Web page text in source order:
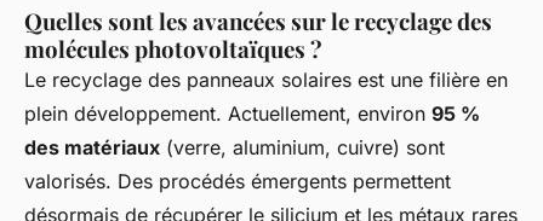
Quelles sont les avancées sur le recyclage des
molécules photovoltaïques ?
Le recyclage des panneaux solaires est une filière en
plein développement. Actuellement, environ 95 %
des matériaux (verre, aluminium, cuivre) sont
valorisés. Des procédés émergents permettent
désormais de récupérer le silicium et les métaux rares